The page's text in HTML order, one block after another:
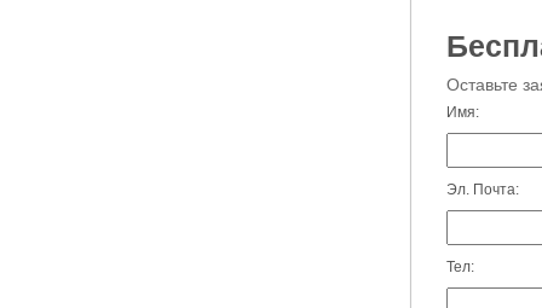
Оставьте
Имя:
Эл. Почта:
Тел: